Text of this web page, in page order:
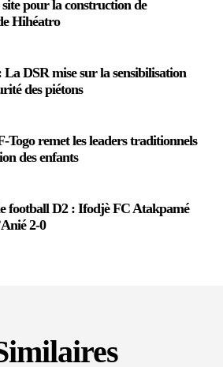
pour la construction de
Hihéatro
DSR mise sur la sensibilisation
des piétons
remet les leaders traditionnels
des enfants
football D2 : Ifodjè FC Atakpamé
2-0